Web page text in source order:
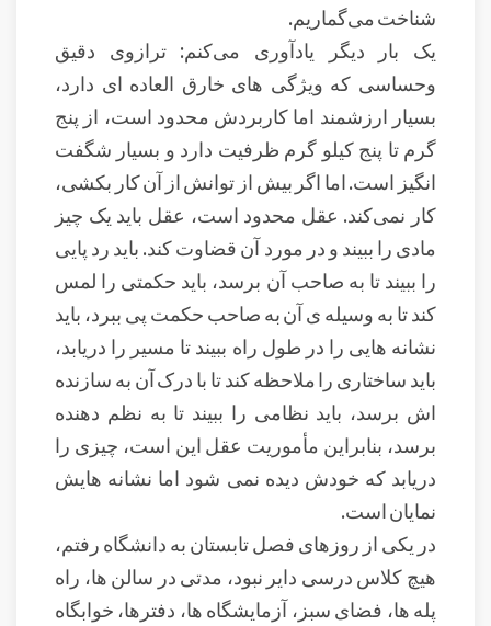
شناخت می‌گماریم.
یک بار دیگر یادآوری می‌کنم: ترازوی دقیق
وحساسی که ویژگی های خارق العاده ای دارد،
بسیار ارزشمند اما کاربردش محدود است، از پنج
گرم تا پنج کیلو گرم ظرفیت دارد و بسیار شگفت
انگیز است. اما اگر بیش از توانش از آن کار بکشی،
کار نمی‌کند. عقل محدود است، عقل باید یک چیز
مادی را ببیند و در مورد آن قضاوت کند. باید رد پایی
را ببیند تا به صاحب آن برسد، باید حکمتی را لمس
کند تا به وسیله ی آن به صاحب حکمت پی ببرد، باید
نشانه هایی را در طول راه ببیند تا مسیر را دریابد،
باید ساختاری را ملاحظه کند تا با درک آن به سازنده
اش برسد، باید نظامی را ببیند تا به نظم دهنده
برسد، بنابراین مأموریت عقل این است، چیزی را
دریابد که خودش دیده نمی شود اما نشانه هایش
نمایان است.
در یکی از روزهای فصل تابستان به دانشگاه رفتم،
هیچ کلاس درسی دایر نبود، مدتی در سالن ها، راه
پله ها، فضای سبز، آزمایشگاه ها، دفترها، خوابگاه